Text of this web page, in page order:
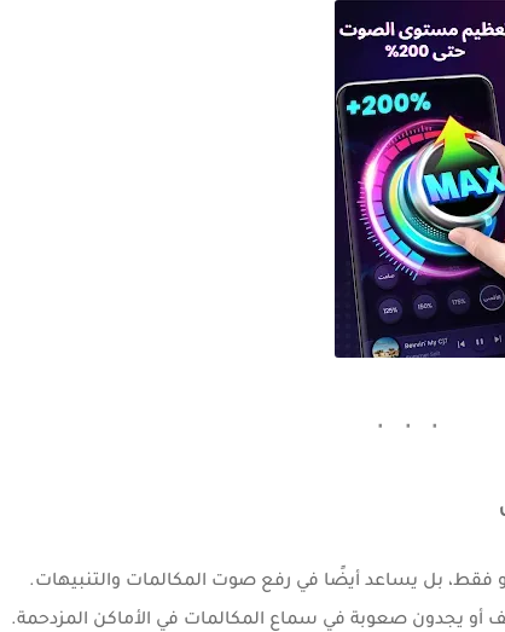
فقط، بل يساعد أيضًا في رفع صوت المكالمات والتنبيهات.
أو يجدون صعوبة في سماع المكالمات في الأماكن المزدحمة.